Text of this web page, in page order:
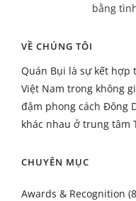
bằng
VỀ CHÚNG TÔI
Quán Bụi là sự kết
Việt Nam trong không
đậm phong cách Đông
khác nhau ở trung tâm
CHUYÊN MỤC
Awards & Recognition